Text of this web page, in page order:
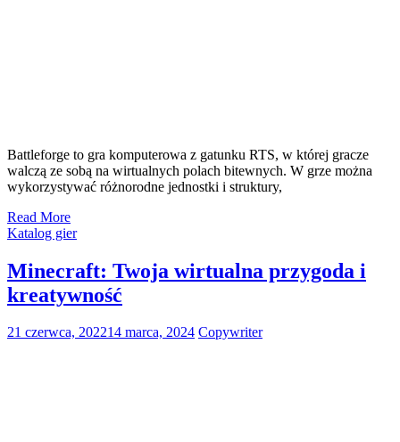
Battleforge to gra komputerowa z gatunku RTS, w której gracze
walczą ze sobą na wirtualnych polach bitewnych. W grze można
wykorzystywać różnorodne jednostki i struktury,
Read More
Katalog gier
Minecraft: Twoja wirtualna przygoda i
kreatywność
21 czerwca, 202214 marca, 2024 Copywriter